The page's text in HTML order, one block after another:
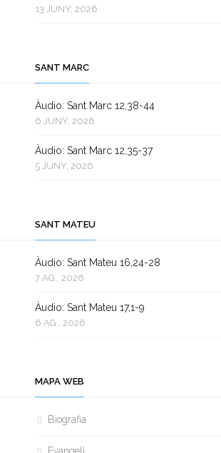
13 JUNY, 2026
SANT MARC
Àudio: Sant Marc 12,38-44
6 JUNY, 2026
Àudio: Sant Marc 12,35-37
5 JUNY, 2026
SANT MATEU
Àudio: Sant Mateu 16,24-28
7 AG., 2026
Àudio: Sant Mateu 17,1-9
6 AG., 2026
MAPA WEB
Biografia